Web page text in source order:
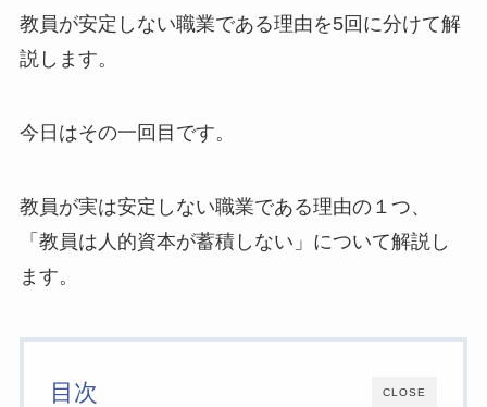
教員が安定しない職業である理由を5回に分けて解
説します。
今日はその一回目です。
教員が実は安定しない職業である理由の１つ、
「教員は人的資本が蓄積しない」について解説し
ます。
CLOSE
目次